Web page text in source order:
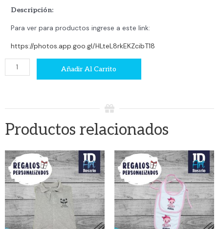
Descripción:
Para ver para productos ingrese a este link:
https://photos.app.goo.gl/HLteL8rkEKZcibT18
Cuadro
cantidad
Añadir Al Carrito
Productos relacionados